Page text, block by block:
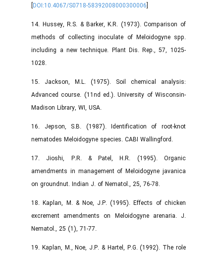
[DOI:10.4067/S0718-58392008000300006
14. Hussey, R.S. & Barker, K.R. (1973). Comparison of
methods of collecting inoculate of Meloidogyne spp.
including a new technique. Plant Dis. Rep., 57, 1025-
1028.
15. Jackson, M.L. (1975). Soil chemical analysis:
Advanced course. (11nd ed.). University of Wisconsin-
Madison Library, WI, USA.
16. Jepson, S.B. (1987). Identification of root-knot
nematodes Meloidogyne species. CABI Wallingford.
17. Jioshi, P.R. & Patel, H.R. (1995). Organic
amendments in management of Meloidogyne javanica
on groundnut. Indian J. of Nematol., 25, 76-78.
18. Kaplan, M. & Noe, J.P. (1995). Effects of chicken
excrement amendments on Meloidogyne arenaria. J.
Nematol., 25 (1), 71-77.
19. Kaplan, M., Noe, J.P. & Hartel, P.G. (1992). The role